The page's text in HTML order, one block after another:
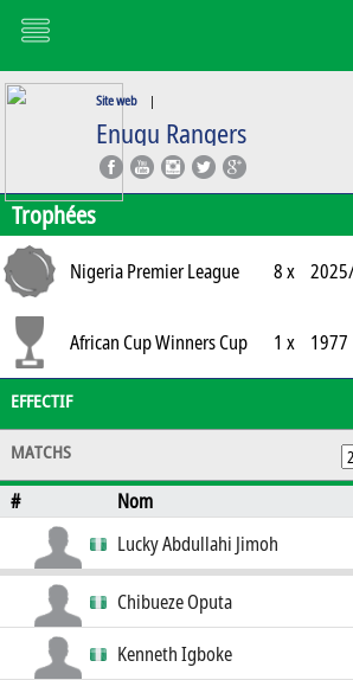
Site web |
Enugu Rangers
Trophées
Nigeria Premier League 8 x
African Cup Winners Cup 1 x 1977
EFFECTIF
MATCHS
# Nom
Lucky Abdullahi Jimoh
Chibueze Oputa
Kenneth Igboke